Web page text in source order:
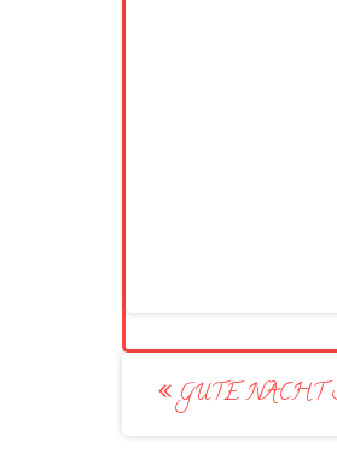
Post
navigation
GUTE NACHT